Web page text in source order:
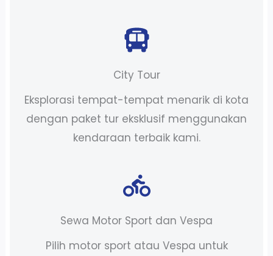
City Tour
Eksplorasi tempat-tempat menarik di kota
dengan paket tur eksklusif menggunakan
kendaraan terbaik kami.
Sewa Motor Sport dan Vespa
Pilih motor sport atau Vespa untuk